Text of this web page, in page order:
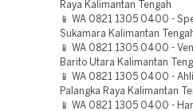
Raya Kalimantan Tengah
📱 WA 0821 1305 0400 -
Sukamara Kalimantan
📱 WA 0821 1305 0400 -
Barito Utara Kalimantan
📱 WA 0821 1305 0400 -
Palangka Raya Kalimantan
📱 WA 0821 1305 0400 -